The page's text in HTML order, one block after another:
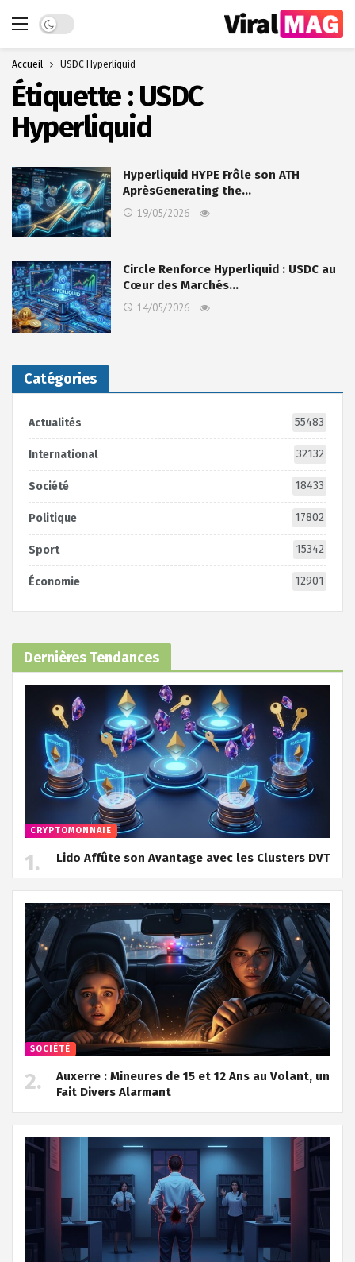
Dark mode
Accueil USDC Hyperliquid
Étiquette : USDC
Hyperliquid
Hyperliquid HYPE Frôle son ATH
AprèsGenerating the…
19/05/2026
Circle Renforce Hyperliquid : USDC au
Cœur des Marchés…
14/05/2026
Catégories
Actualités 55483
International 32132
Société 18433
Politique 17802
Sport 15342
Économie 12901
Dernières Tendances
CRYPTOMONNAIE
Lido Affûte son Avantage avec les Clusters DVT
SOCIÉTÉ
Auxerre : Mineures de 15 et 12 Ans au Volant, un
Fait Divers Alarmant